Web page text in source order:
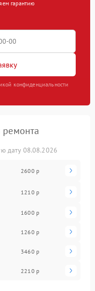
гарантию
конфиденциальности
ремонта
дату 08.08.2026
2600 р
1210 р
1600 р
1260 р
3460 р
2210 р